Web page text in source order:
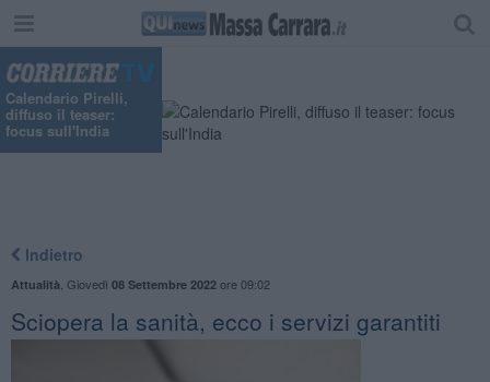
Calendario Pirelli,
diffuso il teaser:
focus sull'India
Indietro
Attualità Giovedì 08 Settembre 2022ore 09:02
Sciopera la sanità, ecco i servizi garantiti